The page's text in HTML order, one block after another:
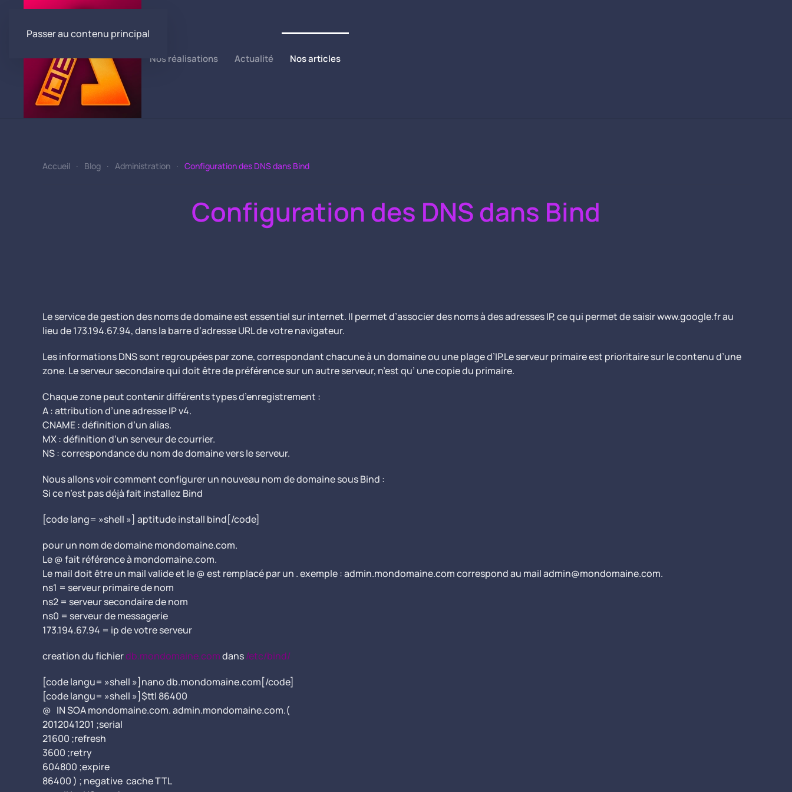
Passer au contenu principal
Nos réalisations Actualité Nos articles
Accueil Blog Administration Configuration des DNS dans Bind
Configuration des DNS dans Bind
Le service de gestion des noms de domaine est essentiel sur internet. Il permet d’associer des noms à des adresses IP, ce qui permet de saisir www.google.fr au
lieu de 173.194.67.94, dans la barre d’adresse URL de votre navigateur.
Les informations DNS sont regroupées par zone, correspondant chacune à un domaine ou une plage d’IP.Le serveur primaire est prioritaire sur le contenu d’une
zone. Le serveur secondaire qui doit être de préférence sur un autre serveur, n’est qu’ une copie du primaire.
Chaque zone peut contenir différents types d’enregistrement :
A : attribution d’une adresse IP v4.
CNAME : définition d’un alias.
MX : définition d’un serveur de courrier.
NS : correspondance du nom de domaine vers le serveur.
Nous allons voir comment configurer un nouveau nom de domaine sous Bind :
Si ce n’est pas déjà fait installez Bind
[code lang= »shell »] aptitude install bind[/code]
pour un nom de domaine mondomaine.com.
Le @ fait référence à mondomaine.com.
Le mail doit être un mail valide et le @ est remplacé par un . exemple : admin.mondomaine.com correspond au mail admin@mondomaine.com.
ns1 = serveur primaire de nom
ns2 = serveur secondaire de nom
ns0 = serveur de messagerie
173.194.67.94 = ip de votre serveur
creation du fichierdb.mondomaine.comdans/etc/bind/
[code langu= »shell »]nano db.mondomaine.com[/code]
[code langu= »shell »]$ttl 86400
@ IN SOA mondomaine.com. admin.mondomaine.com.(
2012041201 ;serial
21600 ;refresh
3600 ;retry
604800 ;expire
86400 ) ; negative cache TTL